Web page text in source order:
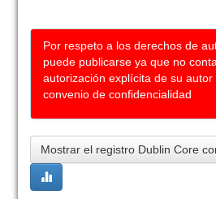
Por respeto a los derechos de
puede publicarse ya que no
autorización explícita de su
convenio de confidencialidad
Mostrar el registro Dublin Core